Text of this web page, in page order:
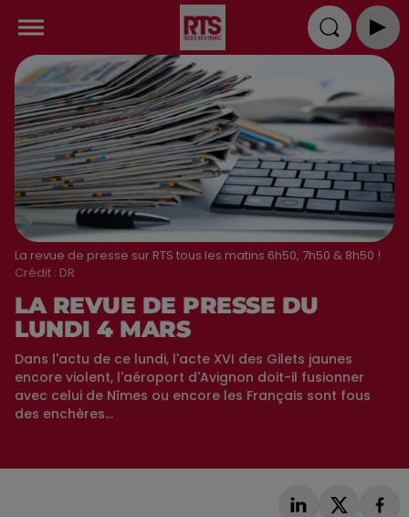
La revue de presse sur RTS tous les matins 6h50, 7h50 & 8h50 !
Crédit : DR
LA REVUE DE PRESSE DU
LUNDI 4 MARS
Dans l'actu de ce lundi, l'acte XVI des Gilets jaunes
encore violent, l'aéroport d'Avignon doit-il fusionner
avec celui de Nîmes ou encore les Français sont fous
des enchères...